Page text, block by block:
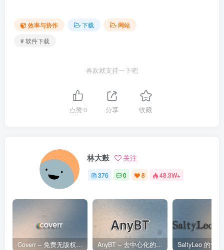
效率与协作 下载
网站
# 软件下载
喜欢就支持一下吧
点赞0 分享 收藏
林大鼓 关注
376 0 8 48.3W+
Coverr – 免费无版权视频、音乐、图片下载网站 AnyBT – 去中心化的BT资源下载网站